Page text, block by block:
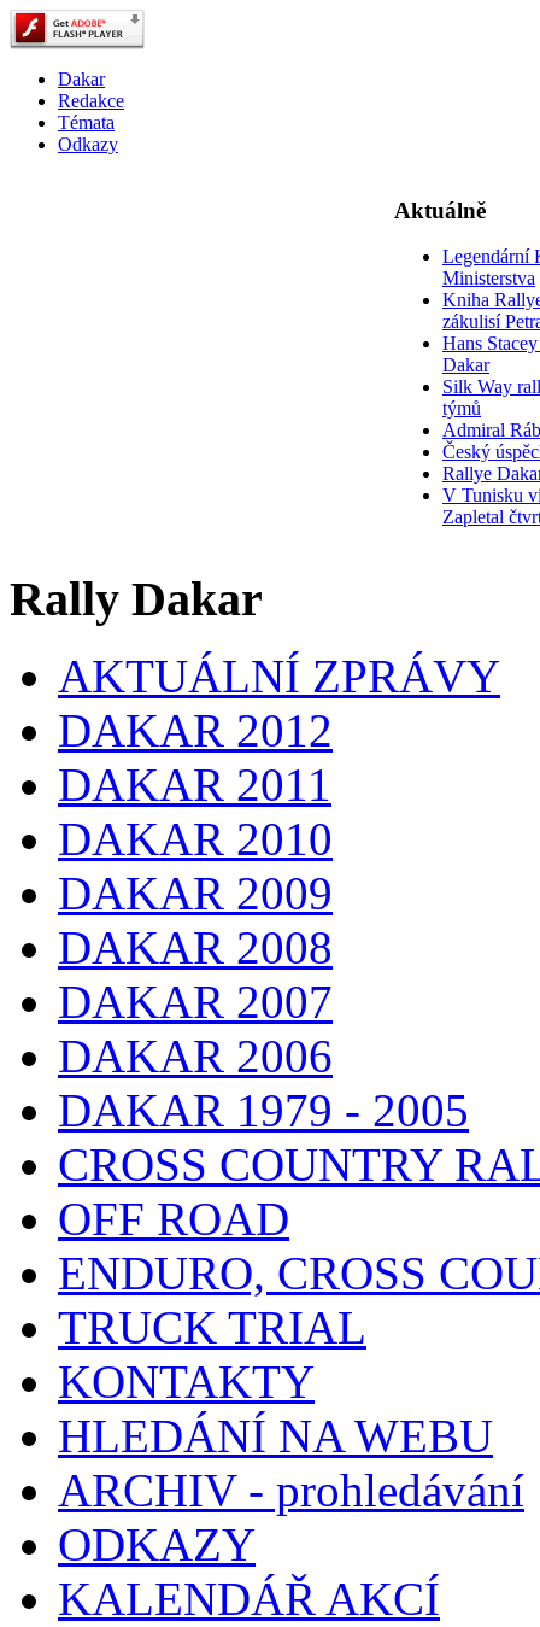
Dakar
Redakce
Témata
Odkazy
Aktuálně
Legendární
Ministerstva
Kniha
zákulisí
Hans
Dakar
Silk Way
týmů
Admiral
Český
Rallye
V Tunisku
Zapletal
Rally Dakar
AKTUÁLNÍ ZPRÁVY
DAKAR 2012
DAKAR 2011
DAKAR 2010
DAKAR 2009
DAKAR 2008
DAKAR 2007
DAKAR 2006
DAKAR 1979 - 2005
CROSS COUNTRY
OFF ROAD
ENDURO, CROSS
TRUCK TRIAL
KONTAKTY
HLEDÁNÍ NA WEBU
ARCHIV - prohledávání
ODKAZY
KALENDÁŘ AKCÍ